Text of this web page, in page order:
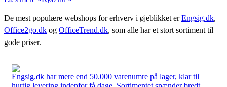
De mest populære webshops for erhverv i øjeblikket erEngsig.dk,
Office2go.dk og OfficeTrend.dk, som alle har et stort sortiment til
gode priser.
Engsig.dk har mere end 50.000 varenumre på lager, klar til